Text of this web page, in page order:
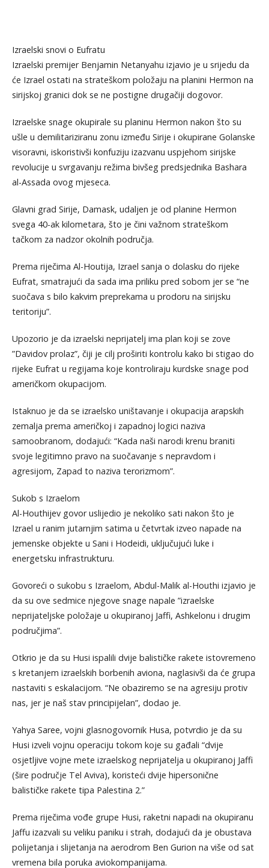
Izraelski snovi o Eufratu
Izraelski premijer Benjamin Netanyahu izjavio je u srijedu da
će Izrael ostati na strateškom položaju na planini Hermon na
sirijskoj granici dok se ne postigne drugačiji dogovor.
Izraelske snage okupirale su planinu Hermon nakon što su
ušle u demilitariziranu zonu između Sirije i okupirane Golanske
visoravni, iskoristivši konfuziju izazvanu uspjehom sirijske
revolucije u svrgavanju režima bivšeg predsjednika Bashara
al-Assada ovog mjeseca.
Glavni grad Sirije, Damask, udaljen je od planine Hermon
svega 40-ak kilometara, što je čini važnom strateškom
tačkom za nadzor okolnih područja.
Prema riječima Al-Houtija, Izrael sanja o dolasku do rijeke
Eufrat, smatrajući da sada ima priliku pred sobom jer se “ne
suočava s bilo kakvim preprekama u prodoru na sirijsku
teritoriju”.
Upozorio je da izraelski neprijatelj ima plan koji se zove
”Davidov prolaz”, čiji je cilj proširiti kontrolu kako bi stigao do
rijeke Eufrat u regijama koje kontroliraju kurdske snage pod
američkom okupacijom.
Istaknuo je da se izraelsko uništavanje i okupacija arapskih
zemalja prema američkoj i zapadnoj logici naziva
samoobranom, dodajući: “Kada naši narodi krenu braniti
svoje legitimno pravo na suočavanje s nepravdom i
agresijom, Zapad to naziva terorizmom”.
Sukob s Izraelom
Al-Houthijev govor uslijedio je nekoliko sati nakon što je
Izrael u ranim jutarnjim satima u četvrtak izveo napade na
jemenske objekte u Sani i Hodeidi, uključujući luke i
energetsku infrastrukturu.
Govoreći o sukobu s Izraelom, Abdul-Malik al-Houthi izjavio je
da su ove sedmice njegove snage napale ”izraelske
neprijateljske položaje u okupiranoj Jaffi, Ashkelonu i drugim
područjima”.
Otkrio je da su Husi ispalili dvije balističke rakete istovremeno
s kretanjem izraelskih borbenih aviona, naglasivši da će grupa
nastaviti s eskalacijom. “Ne obaziremo se na agresiju protiv
nas, jer je naš stav principijelan”, dodao je.
Yahya Saree, vojni glasnogovornik Husa, potvrdio je da su
Husi izveli vojnu operaciju tokom koje su gađali “dvije
osjetljive vojne mete izraelskog neprijatelja u okupiranoj Jaffi
(šire područje Tel Aviva), koristeći dvije hipersonične
balističke rakete tipa Palestina 2.”
Prema riječima vođe grupe Husi, raketni napadi na okupiranu
Jaffu izazvali su veliku paniku i strah, dodajući da je obustava
polijetanja i slijetanja na aerodrom Ben Gurion na više od sat
vremena bila poruka aviokompanijama.